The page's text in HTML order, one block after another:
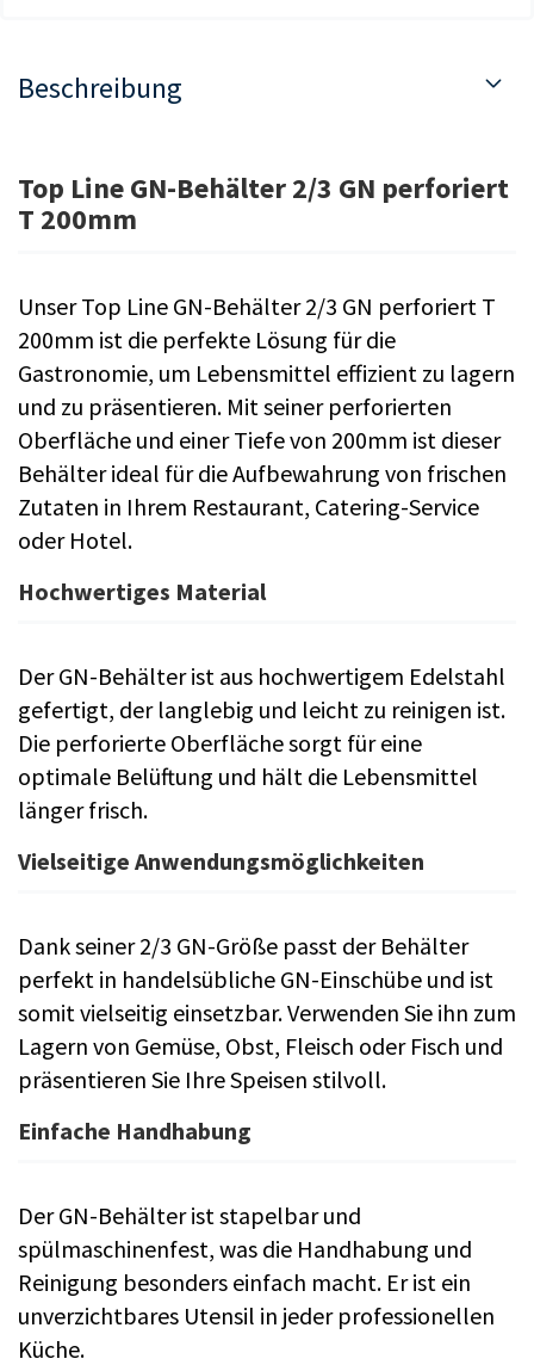
Beschreibung
Top Line GN-Behälter 2/3 GN perforiert
T 200mm
Unser Top Line GN-Behälter 2/3 GN perforiert T
200mm ist die perfekte Lösung für die
Gastronomie, um Lebensmittel effizient zu lagern
und zu präsentieren. Mit seiner perforierten
Oberfläche und einer Tiefe von 200mm ist dieser
Behälter ideal für die Aufbewahrung von frischen
Zutaten in Ihrem Restaurant, Catering-Service
oder Hotel.
Hochwertiges Material
Der GN-Behälter ist aus hochwertigem Edelstahl
gefertigt, der langlebig und leicht zu reinigen ist.
Die perforierte Oberfläche sorgt für eine
optimale Belüftung und hält die Lebensmittel
länger frisch.
Vielseitige Anwendungsmöglichkeiten
Dank seiner 2/3 GN-Größe passt der Behälter
perfekt in handelsübliche GN-Einschübe und ist
somit vielseitig einsetzbar. Verwenden Sie ihn zum
Lagern von Gemüse, Obst, Fleisch oder Fisch und
präsentieren Sie Ihre Speisen stilvoll.
Einfache Handhabung
Der GN-Behälter ist stapelbar und
spülmaschinenfest, was die Handhabung und
Reinigung besonders einfach macht. Er ist ein
unverzichtbares Utensil in jeder professionellen
Küche.